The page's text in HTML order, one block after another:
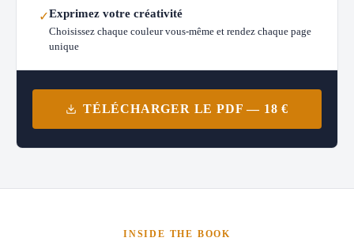
✓Exprimez votre créativité
Choisissez chaque couleur vous-même et rendez chaque page
unique
TÉLÉCHARGER LE PDF — 18 €
INSIDE THE BOOK